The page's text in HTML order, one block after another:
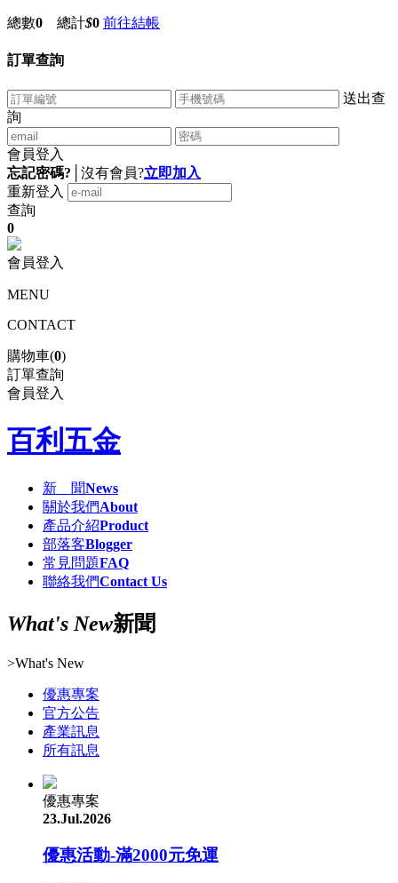
總數0 總計$0 前往結帳
訂單查詢
送出查
詢
會員登入
忘記密碼?
沒有會員?立即加入
重新登入
查詢
0
會員登入
MENU
CONTACT
購物車(0)
訂單查詢
會員登入
百利五金
新 聞News
關於我們About
產品介紹Product
部落客Blogger
常見問題FAQ
聯絡我們Contact Us
What's New新聞
>What's New
優惠專案
官方公告
產業訊息
所有訊息
優惠專案
23.Jul.2026
優惠活動-滿2000元免運